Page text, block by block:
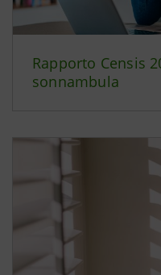
Rapporto Censis
sonnambula